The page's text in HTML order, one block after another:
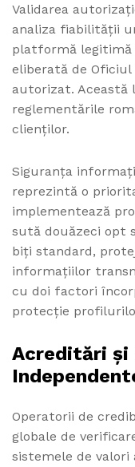
Validarea
analiza fiabilității
platformă legitimă
eliberată de
autorizat. Această
reglementările
clienților.
Siguranța
reprezintă o
implementează
sută douăzeci opt
biți standard,
informațiilor
cu doi factori
protecție
Acreditări și
Operatorii de
globale de
sistemele de